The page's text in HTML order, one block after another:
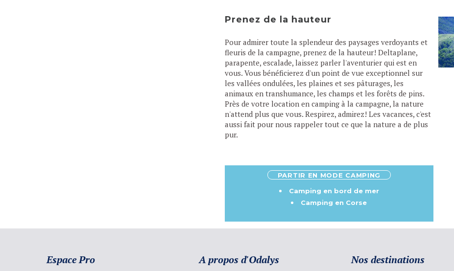
Prenez de la hauteur
Pour admirer toute la splendeur des paysages verdoyants et
fleuris de la campagne, prenez de la hauteur! Deltaplane,
parapente, escalade, laissez parler l'aventurier qui est en
vous. Vous bénéficierez d'un point de vue exceptionnel sur
les vallées ondulées, les plaines et ses pâturages, les
animaux en transhumance, les champs et les forêts de pins.
Près de votre location en camping à la campagne, la nature
n'attend plus que vous. Respirez, admirez! Les vacances, c'est
aussi fait pour nous rappeler tout ce que la nature a de plus
pur.
PARTIR EN MODE CAMPING
Camping en bord de mer
Camping en Corse
Espace Pro A propos d'Odalys Nos destinations